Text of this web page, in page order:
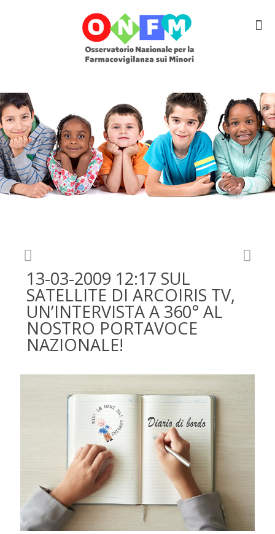
13-03-2009 12:17 SUL
SATELLITE DI ARCOIRIS TV,
UN’INTERVISTA A 360° AL
NOSTRO PORTAVOCE
NAZIONALE!